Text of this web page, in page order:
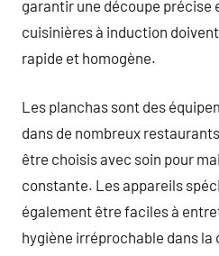
garantir une découpe précise
cuisinières à induction
rapide et homogène.
Les planchas sont des
dans de nombreux
être choisis avec soin pour
constante. Les appareils
également être faciles à
hygiène irréprochable dans la